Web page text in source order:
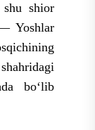
shior
Yoshlar
boʻlib